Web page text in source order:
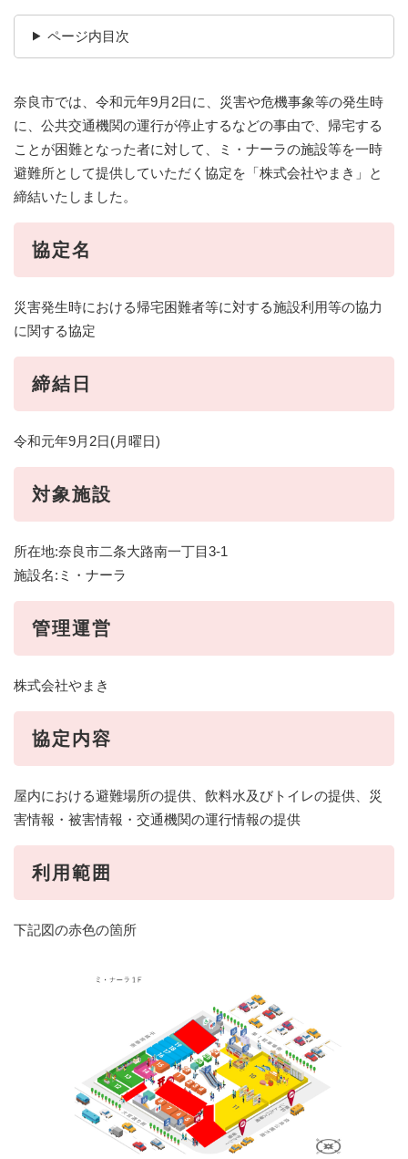
ページ内目次
奈良市では、令和元年9月2日に、災害や危機事象等の発生時
に、公共交通機関の運行が停止するなどの事由で、帰宅する
ことが困難となった者に対して、ミ・ナーラの施設等を一時
避難所として提供していただく協定を「株式会社やまき」と
締結いたしました。
協定名
災害発生時における帰宅困難者等に対する施設利用等の協力
に関する協定
締結日
令和元年9月2日(月曜日)
対象施設
所在地:奈良市二条大路南一丁目3-1
施設名:ミ・ナーラ
管理運営
株式会社やまき
協定内容
屋内における避難場所の提供、飲料水及びトイレの提供、災
害情報・被害情報・交通機関の運行情報の提供
利用範囲
下記図の赤色の箇所